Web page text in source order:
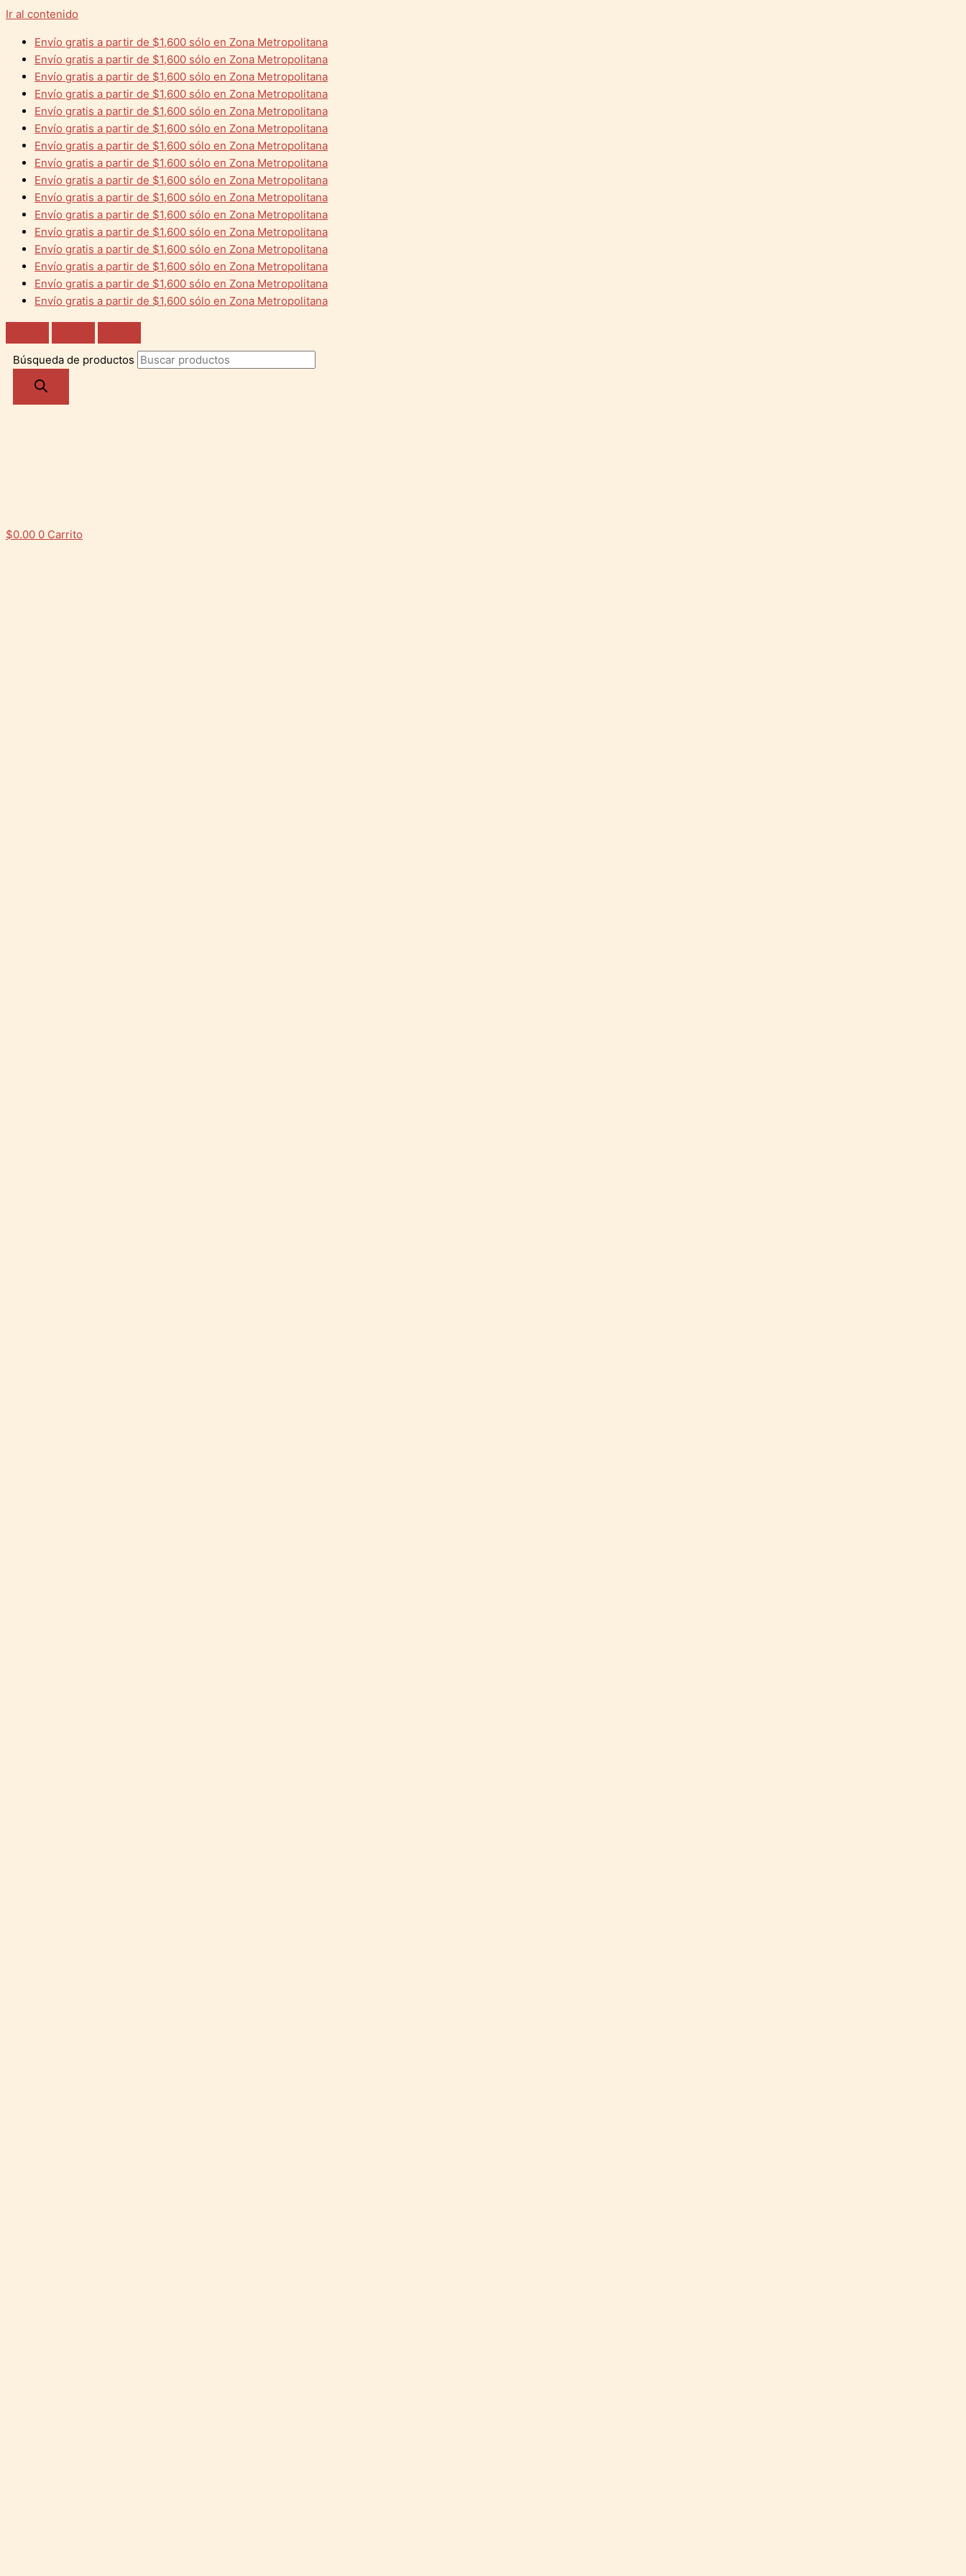
Ir al contenido
Envío gratis a partir de $1,600 sólo en Zona Metropolitana
Envío gratis a partir de $1,600 sólo en Zona Metropolitana
Envío gratis a partir de $1,600 sólo en Zona Metropolitana
Envío gratis a partir de $1,600 sólo en Zona Metropolitana
Envío gratis a partir de $1,600 sólo en Zona Metropolitana
Envío gratis a partir de $1,600 sólo en Zona Metropolitana
Envío gratis a partir de $1,600 sólo en Zona Metropolitana
Envío gratis a partir de $1,600 sólo en Zona Metropolitana
Envío gratis a partir de $1,600 sólo en Zona Metropolitana
Envío gratis a partir de $1,600 sólo en Zona Metropolitana
Envío gratis a partir de $1,600 sólo en Zona Metropolitana
Envío gratis a partir de $1,600 sólo en Zona Metropolitana
Envío gratis a partir de $1,600 sólo en Zona Metropolitana
Envío gratis a partir de $1,600 sólo en Zona Metropolitana
Envío gratis a partir de $1,600 sólo en Zona Metropolitana
Envío gratis a partir de $1,600 sólo en Zona Metropolitana
Búsqueda de productos
$0.00 0 Carrito